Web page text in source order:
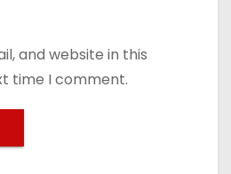
and website in this
time I comment.